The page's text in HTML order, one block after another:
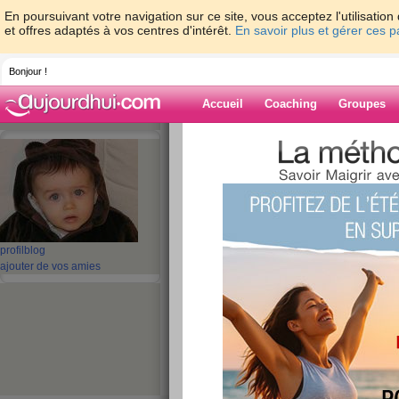
En poursuivant votre navigation sur ce site, vous acceptez
et offres adaptés à vos centres d'intérêt. En savoir plus et gérer ces
Bonjour !
Accueil Coaching Groupes
profil blog
ajouter de vos amies
>
Blog de Elitacat
‹ Préc. 1 2 3 4 5
super forme,
publié le 22/05/2008 à 11:16